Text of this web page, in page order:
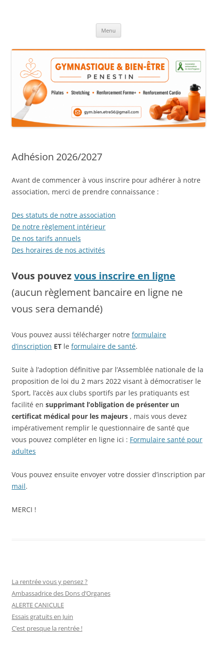
Menu
Adhésion 2026/2027
Avant de commencer à vous inscrire pour adhérer à notre
association, merci de prendre connaissance :
Des statuts de notre association
De notre règlement intérieur
De nos tarifs annuels
Des horaires de nos activités
Vous pouvezvous inscrire en ligne
(aucun règlement bancaire en ligne ne
vous sera demandé)
Vous pouvez aussi télécharger notre formulaire
d’inscription ET le formulaire de santé.
Suite à l’adoption définitive par l’Assemblée nationale de la
proposition de loi du 2 mars 2022 visant à démocratiser le
Sport, l’accès aux clubs sportifs par les pratiquants est
facilité en supprimant l’obligation de présenter un
certificat médical pour les majeurs , mais vous devez
impérativement remplir le questionnaire de santé que
vous pouvez compléter en ligne ici : Formulaire santé pour
adultes
Vous pouvez ensuite envoyer votre dossier d’inscription par
mail.
MERCI !
La rentrée vous y pensez ?
Ambassadrice des Dons d’Organes
ALERTE CANICULE
Essais gratuits en Juin
C’est presque la rentrée !